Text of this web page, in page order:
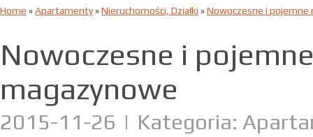
Home »Apartamenty»Nieruchomości, Działki »Nowoczesne i pojemne
Nowoczesne i
magazynowe
2015-11-26 | Kategoria: